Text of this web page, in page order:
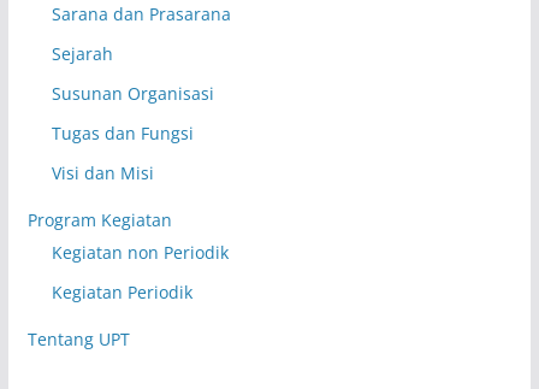
Sarana dan Prasarana
Sejarah
Susunan Organisasi
Tugas dan Fungsi
Visi dan Misi
Program Kegiatan
Kegiatan non Periodik
Kegiatan Periodik
Tentang UPT